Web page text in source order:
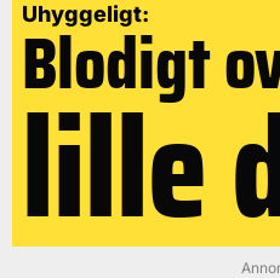
Uhyggeligt:
Blodigt
lille